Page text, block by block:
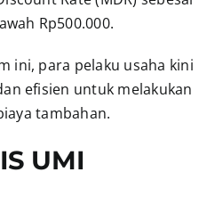
Rp500.000.
ini, para pelaku usaha kini
efisien untuk melakukan
tambahan.
UMI